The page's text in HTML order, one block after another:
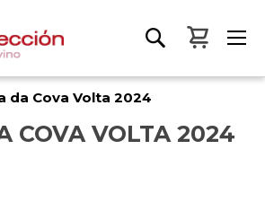
Mon
da Cova Volta 2024
COVA VOLTA 2024